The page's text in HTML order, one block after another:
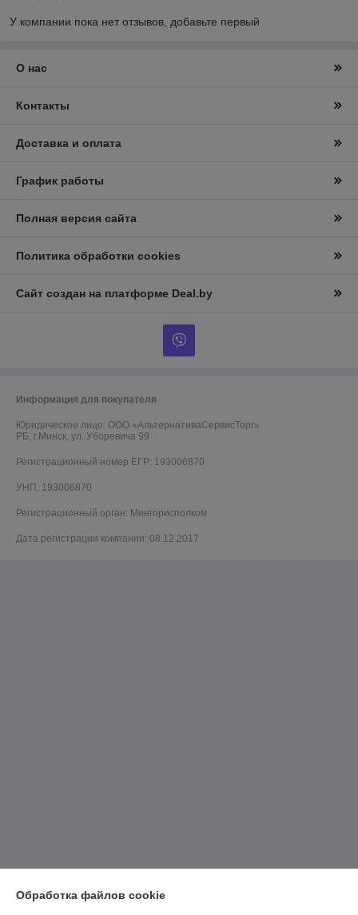
У компании пока нет отзывов, добавьте первый
О нас
Контакты
Доставка и оплата
График работы
Полная версия сайта
Политика обработки cookies
Сайт создан на платформе Deal.by
Информация для покупателя
Юридическое лицо: ООО «АльтернативаСервисТорг»
РБ, г.Минск, ул. Уборевича 99
Регистрационный номер ЕГР: 193006870
УНП: 193006870
Регистрационный орган: Мингорисполком
Дата регистрации компании: 08.12.2017
Обработка файлов cookie